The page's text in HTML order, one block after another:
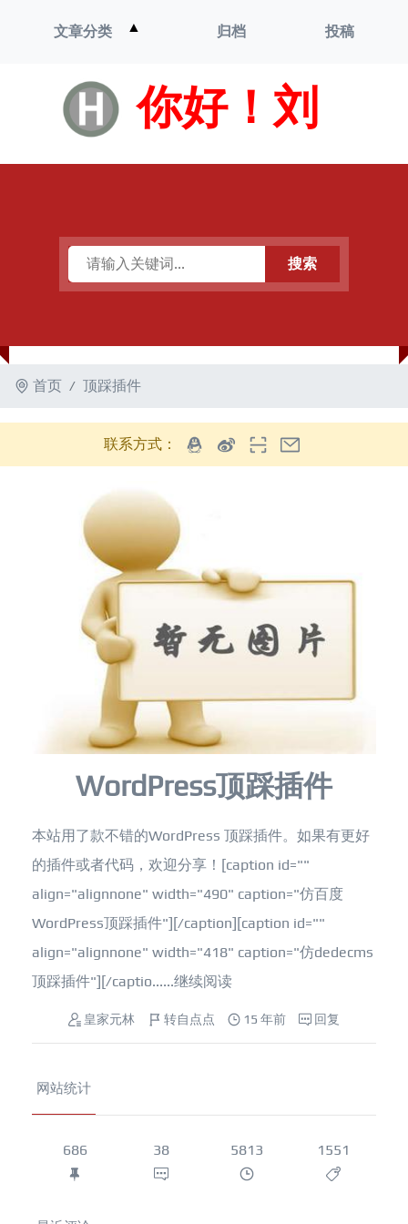
你好！刘
文章分类 ▲
单
归档 投稿
搜索
首页 顶踩插件
联系方式：
WordPress顶踩插件
本站用了款不错的WordPress 顶踩插件。如果有更好
的插件或者代码，欢迎分享！[caption id=""
align="alignnone" width="490" caption="仿百度
WordPress顶踩插件"][/caption][caption id=""
align="alignnone" width="418" caption="仿dedecms
顶踩插件"][/captio......继续阅读
皇家元林 转自点点 15 年前 回复
网站统计
686 38 5813 1551